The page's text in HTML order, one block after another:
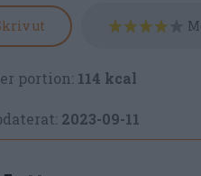
ut
portion: 114 kcal
2023-09-11